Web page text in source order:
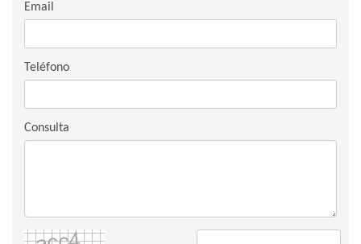
Email
Teléfono
Consulta